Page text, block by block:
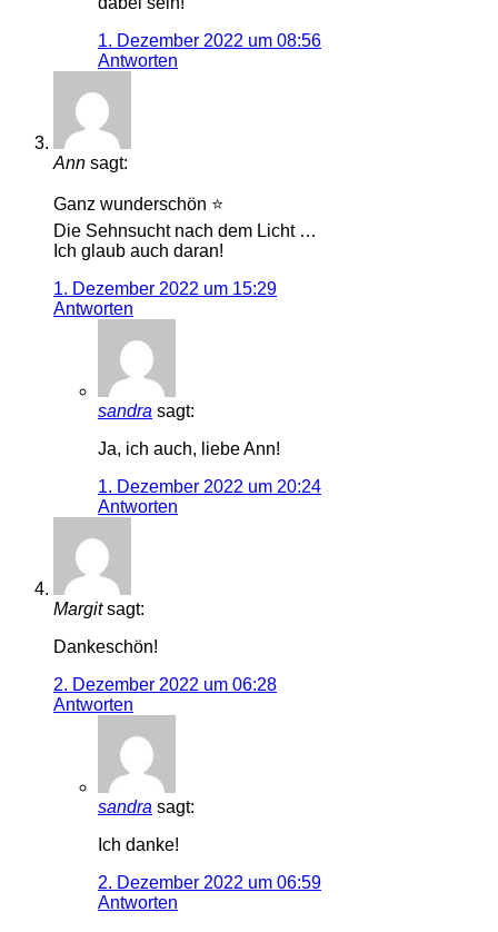
1. Dezember 2022 um 08:56
Antworten
Ann sagt:
Ganz wunderschön ⭐️
Die Sehnsucht nach dem Licht …
Ich glaub auch daran!
1. Dezember 2022 um 15:29
Antworten
sandra sagt:
Ja, ich auch, liebe Ann!
1. Dezember 2022 um 20:24
Antworten
Margit sagt:
Dankeschön!
2. Dezember 2022 um 06:28
Antworten
sandra sagt:
Ich danke!
2. Dezember 2022 um 06:59
Antworten